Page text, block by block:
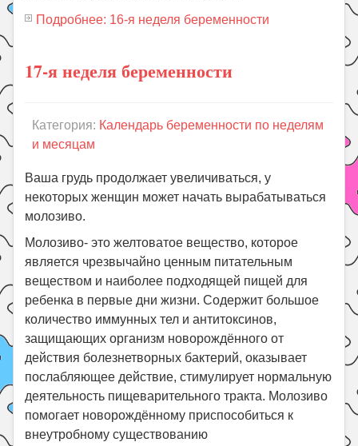
Подробнее: 16-я неделя беременности
17-я неделя беременности
Категория: Календарь беременности по неделям
и месяцам
Ваша грудь продолжает увеличиваться, у
некоторых женщин может начать вырабатываться
молозиво.
Молозиво- это желтоватое вещество, которое
является чрезвычайно ценным питательным
веществом и наиболее подходящей пищей для
ребенка в первые дни жизни. Содержит большое
количество иммунных тел и антитоксинов,
защищающих организм новорождённого от
действия болезнетворных бактерий, оказывает
послабляющее действие, стимулирует нормальную
деятельность пищеварительного тракта. Молозиво
помогает новорождённому приспособиться к
внеутробному существованию